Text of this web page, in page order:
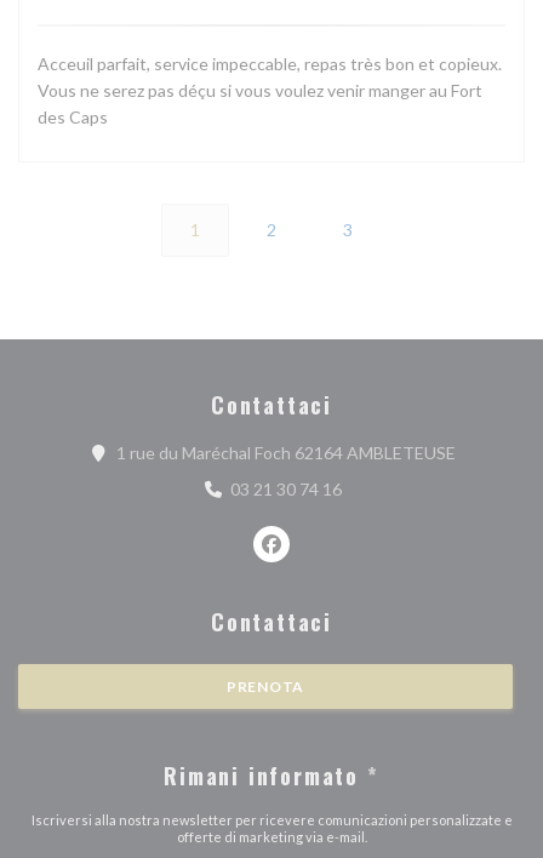
Acceuil parfait, service impeccable, repas très bon et copieux.
Vous ne serez pas déçu si vous voulez venir manger au Fort
des Caps
1 2 3
Contattaci
1 rue du Maréchal Foch 62164 AMBLETEUSE((apre una
03 21 30 74 16
Facebook ((apre una nuova
Contattaci
PRENOTA
Rimani informato *
Iscriversi alla nostra newsletter per ricevere comunicazioni personalizzate e
offerte di marketing via e-mail.